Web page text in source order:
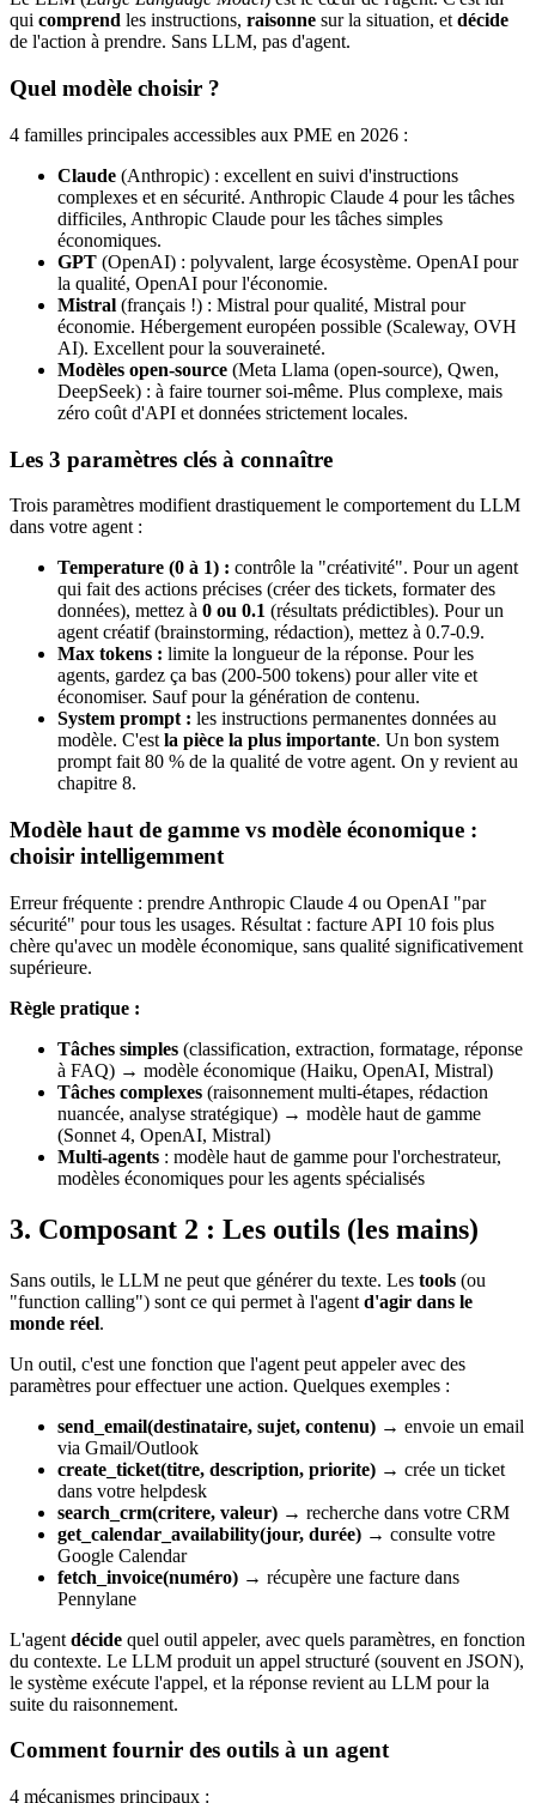
qui comprend les instructions, raisonne sur la situation, etdécide
de l'action à prendre. Sans LLM, pas d'agent.
Quel modèle choisir ?
4 familles principales accessibles aux PME en 2026 :
Claude (Anthropic) : excellent en suivi d'instructions
complexes et en sécurité. Anthropic Claude 4 pour les tâches
difficiles, Anthropic Claude pour les tâches simples
économiques.
GPT (OpenAI) : polyvalent, large écosystème. OpenAI pour
la qualité, OpenAI pour l'économie.
Mistral (français !) : Mistral pour qualité, Mistral pour
économie. Hébergement européen possible (Scaleway, OVH
AI). Excellent pour la souveraineté.
Modèles open-source (Meta Llama (open-source), Qwen,
DeepSeek) : à faire tourner soi-même. Plus complexe, mais
zéro coût d'API et données strictement locales.
Les 3 paramètres clés à connaître
Trois paramètres modifient drastiquement le comportement du LLM
dans votre agent :
Temperature (0 à 1) : contrôle la "créativité". Pour un agent
qui fait des actions précises (créer des tickets, formater des
données), mettez à 0 ou 0.1 (résultats prédictibles). Pour un
agent créatif (brainstorming, rédaction), mettez à 0.7-0.9.
Max tokens : limite la longueur de la réponse. Pour les
agents, gardez ça bas (200-500 tokens) pour aller vite et
économiser. Sauf pour la génération de contenu.
System prompt : les instructions permanentes données au
modèle. C'est la pièce la plus importante. Un bon system
prompt fait 80 % de la qualité de votre agent. On y revient au
chapitre 8.
Modèle haut de gamme vs modèle économique :
choisir intelligemment
Erreur fréquente : prendre Anthropic Claude 4 ou OpenAI "par
sécurité" pour tous les usages. Résultat : facture API 10 fois plus
chère qu'avec un modèle économique, sans qualité significativement
supérieure.
Règle pratique :
Tâches simples (classification, extraction, formatage, réponse
à FAQ) → modèle économique (Haiku, OpenAI, Mistral)
Tâches complexes (raisonnement multi-étapes, rédaction
nuancée, analyse stratégique) → modèle haut de gamme
(Sonnet 4, OpenAI, Mistral)
Multi-agents : modèle haut de gamme pour l'orchestrateur,
modèles économiques pour les agents spécialisés
3. Composant 2 : Les outils (les mains)
Sans outils, le LLM ne peut que générer du texte. Les tools (ou
"function calling") sont ce qui permet à l'agent d'agir dans le
monde réel.
Un outil, c'est une fonction que l'agent peut appeler avec des
paramètres pour effectuer une action. Quelques exemples :
send_email(destinataire, sujet, contenu) → envoie un email
via Gmail/Outlook
create_ticket(titre, description, priorite) → crée un ticket
dans votre helpdesk
search_crm(critere, valeur) → recherche dans votre CRM
get_calendar_availability(jour, durée) → consulte votre
Google Calendar
fetch_invoice(numéro) → récupère une facture dans
Pennylane
L'agent décide quel outil appeler, avec quels paramètres, en fonction
du contexte. Le LLM produit un appel structuré (souvent en JSON),
le système exécute l'appel, et la réponse revient au LLM pour la
suite du raisonnement.
Comment fournir des outils à un agent
4 mécanismes principaux :